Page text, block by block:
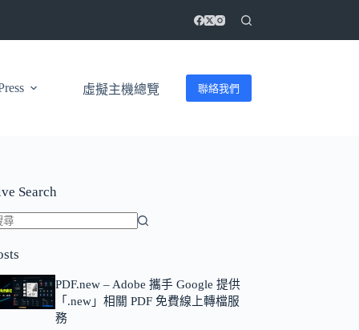
虛擬主機總覽 聯絡我們
Search
PDF.new – Adobe 攜手 Google 提供
「.new」相關 PDF 免費線上轉檔服
務